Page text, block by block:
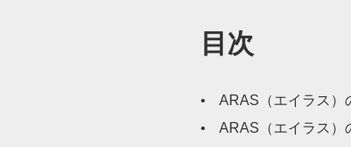
目次
ARAS（エイラス）
ARAS（エイラス）